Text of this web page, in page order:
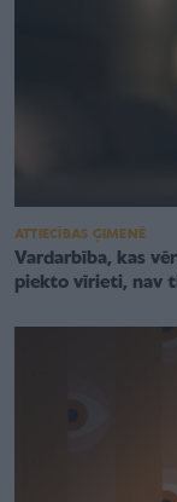
ATTIECĪBAS ĢIMENĒ
Vardarbība, kas
piekto vīrieti, nav